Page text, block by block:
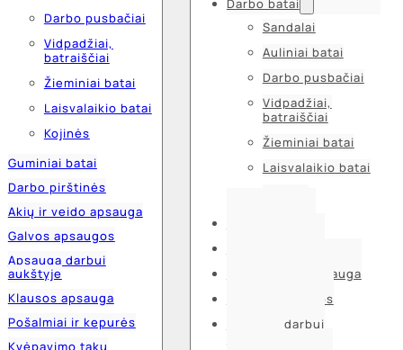
Darbo pusbačiai
Vidpadžiai,
batraiščiai
Žieminiai batai
Laisvalaikio batai
Kojinės
Guminiai batai
Darbo pirštinės
Akių ir veido apsauga
Galvos apsaugos
Apsauga darbui
aukštyje
Klausos apsauga
Pošalmiai ir kepurės
Kvėpavimo takų
Darbo batai
Sandalai
Auliniai batai
Darbo pusbačiai
Vidpadžiai,
batraiščiai
Žieminiai batai
Laisvalaikio batai
Akių ir veido apsauga
Galvos apsaugos
Apsauga darbui